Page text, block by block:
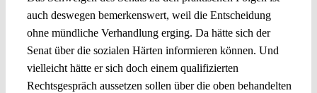
auch deswegen bemerkenswert, weil die Entscheidung
ohne mündliche Verhandlung erging. Da hätte sich der
Senat über die sozialen Härten informieren können. Und
vielleicht hätte er sich doch einem qualifizierten
Rechtsgespräch aussetzen sollen über die oben behandelten